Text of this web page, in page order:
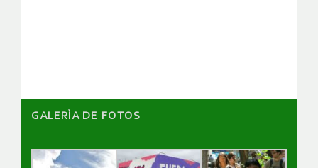
GALERÌA DE FOTOS